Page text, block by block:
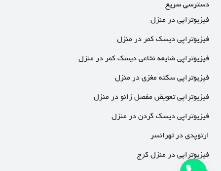
دسترسی سریع
فیزیوتراپی در منزل
فیزیوتراپی دیسک کمر در منزل
فیزیوتراپی ضایعه نخاعی دیسک کمر در منزل
فیزیوتراپی سکته مغزی در منزل
فیزیوتراپی تعویض مفصل زانو در منزل
فیزیوتراپی دیسک گردن در منزل
ارتوپدی در تهرانسر
فیزیوتراپی در منزل کرج